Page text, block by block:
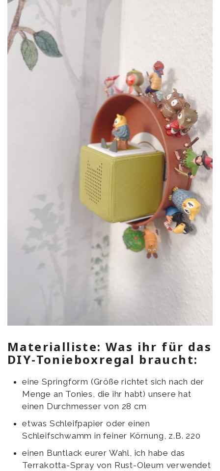
Materialliste: Was ihr für das
DIY-Tonieboxregal braucht:
eine Springform (Größe richtet sich nach der
Menge an Tonies, die ihr habt) unsere hat
einen Durchmesser von 28 cm
etwas Schleifpapier oder einen
Schleifschwamm in feiner Körnung, z.B. 220
einen Buntlack eurer Wahl, ich habe das
Terrakotta-Spray von Rust-Oleum verwendet